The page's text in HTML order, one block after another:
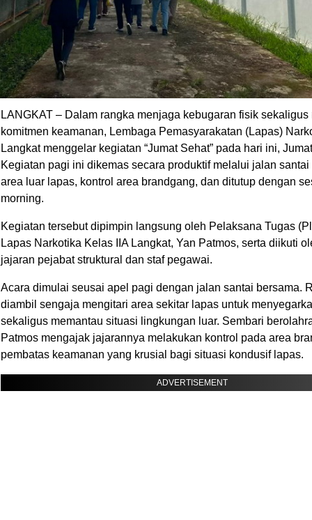
LANGKAT – Dalam rangka menjaga kebugaran fisik sekaligus
komitmen keamanan, Lembaga Pemasyarakatan (Lapas)
Langkat menggelar kegiatan “Jumat Sehat” pada hari ini,
Kegiatan pagi ini dikemas secara produktif melalui jalan
area luar lapas, kontrol area brandgang, dan ditutup dengan
morning.
Kegiatan tersebut dipimpin langsung oleh Pelaksana Tugas
Lapas Narkotika Kelas IIA Langkat, Yan Patmos, serta diikuti
jajaran pejabat struktural dan staf pegawai.
Acara dimulai seusai apel pagi dengan jalan santai bersama.
diambil sengaja mengitari area sekitar lapas untuk
sekaligus memantau situasi lingkungan luar. Sembari
Patmos mengajak jajarannya melakukan kontrol pada area
pembatas keamanan yang krusial bagi situasi kondusif lapas.
ADVERTISEMENT